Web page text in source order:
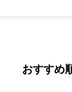
おすすめ